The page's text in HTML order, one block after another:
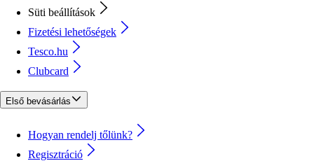
Süti beállítások
Fizetési lehetőségek
Tesco.hu
Clubcard
Első bevásárlás
Hogyan rendelj tőlünk?
Regisztráció